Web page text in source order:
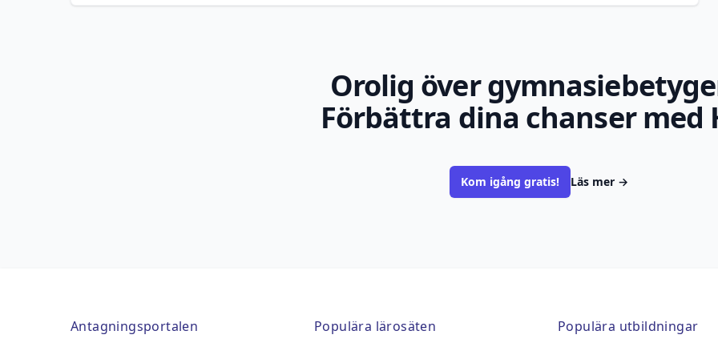
Orolig över
Förbättra dina chanser med
Kom igång gratis! Läs mer →
Antagningsportalen Populära lärosäten Populära utbildningar